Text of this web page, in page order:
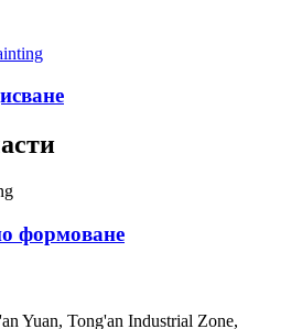
формоване
Yuan, Tong'an Industrial Zone,